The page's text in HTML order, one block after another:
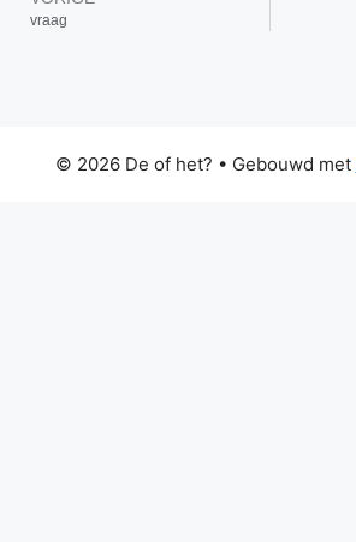
vraag
© 2026 De of het? • Gebouwd met